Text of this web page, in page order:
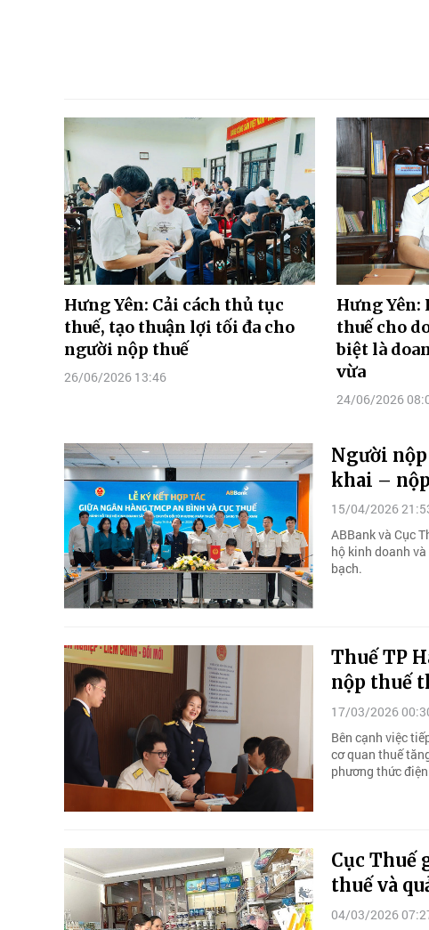
Hưng Yên: Cải cách thủ tục
thuế, tạo thuận lợi tối đa cho
người nộp thuế
26/06/2026 13:46
Hưng Yên:
thuế cho
biệt là
vừa
24/06/2026
Người
khai –
15/04/2026
ABBank và Cục
hộ kinh doanh
bạch.
Thuế TP
nộp thuế
17/03/2026
Bên cạnh việc
cơ quan thuế
phương thức
Cục Thuế
thuế và
04/03/2026